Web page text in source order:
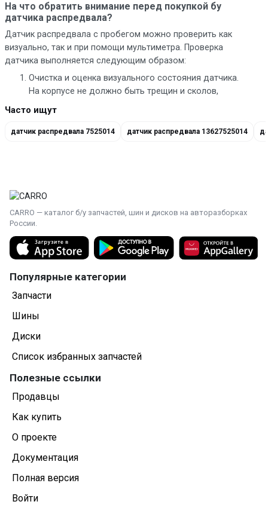
На что обратить внимание перед покупкой бу
датчика распредвала?
Датчик распредвала с пробегом можно проверить как
визуально, так и при помощи мультиметра. Проверка
датчика выполняется следующим образом:
Очистка и оценка визуального состояния датчика.
На корпусе не должно быть трещин и сколов,
Считывающий элемент не может иметь видимых
следов механического воздействия, царапин.
Подносим металлический предмет к рабочей части
датчика, при этом напряжение на сигнальном
контакте должно упасть на 80-85%.
Часто ищут
датчик распредвала 7525014 датчик распредвала 13627525014
CARRO — каталог б/у запчастей, шин и дисков на авторазборках
России.
Популярные категории
Запчасти
Шины
Диски
Список избранных запчастей
Полезные ссылки
Продавцы
Как купить
О проекте
Документация
Полная версия
Войти